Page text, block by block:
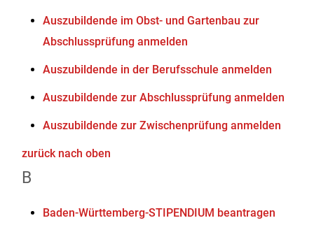
Auszubildende im Obst- und Gartenbau zur
Abschlussprüfung anmelden
Auszubildende in der Berufsschule anmelden
Auszubildende zur Abschlussprüfung anmelden
Auszubildende zur Zwischenprüfung anmelden
zurück nach oben
B
Baden-Württemberg-STIPENDIUM beantragen